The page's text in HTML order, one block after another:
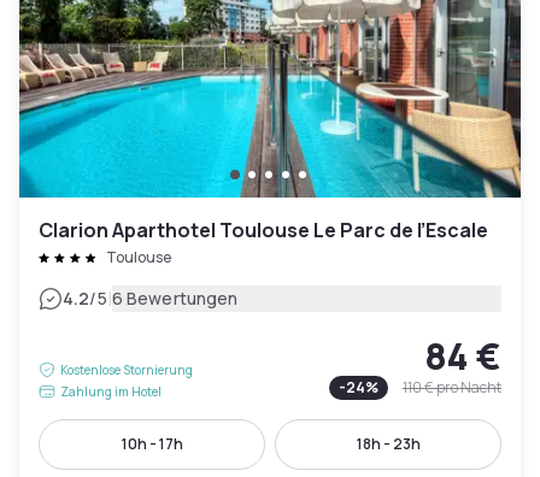
Clarion Aparthotel Toulouse Le Parc de l’Escale
Toulouse
4.2/5|6 Bewertungen
Kostenlose Stornierung
Zahlung im Hotel
84 €
-24% 110 €pro Nacht
10h - 17h 18h - 23h